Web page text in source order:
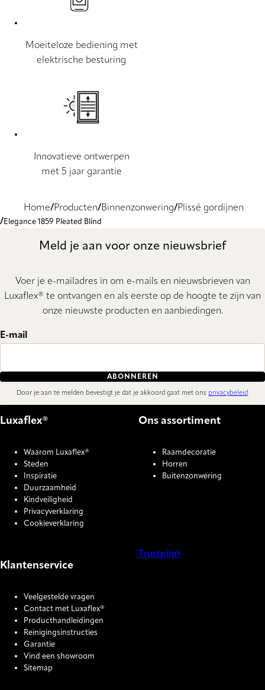
Moeiteloze bediening met
elektrische besturing
Innovatieve ontwerpen
met 5 jaar garantie
Home Producten Binnenzonwering Plissé gordijnen
Elegance 1859 Pleated Blind
Meld je aan voor onze nieuwsbrief
Voer je e-mailadres in om e-mails en nieuwsbrieven van
Luxaflex® te ontvangen en als eerste op de hoogte te zijn van
onze nieuwste producten en aanbiedingen.
E-mail
ABONNEREN
Door je aan te melden bevestigt je dat je akkoord gaat met ons privacybeleid.
Luxaflex®
Waarom Luxaflex®
Steden
Inspiratie
Duurzaamheid
Kindveiligheid
Privacyverklaring
Cookieverklaring
Ons assortiment
Raamdecoratie
Horren
Buitenzonwering
Klantenservice
Veelgestelde vragen
Contact met Luxaflex®
Producthandleidingen
Reinigingsinstructies
Garantie
Vind een showroom
Sitemap
Trustpilot